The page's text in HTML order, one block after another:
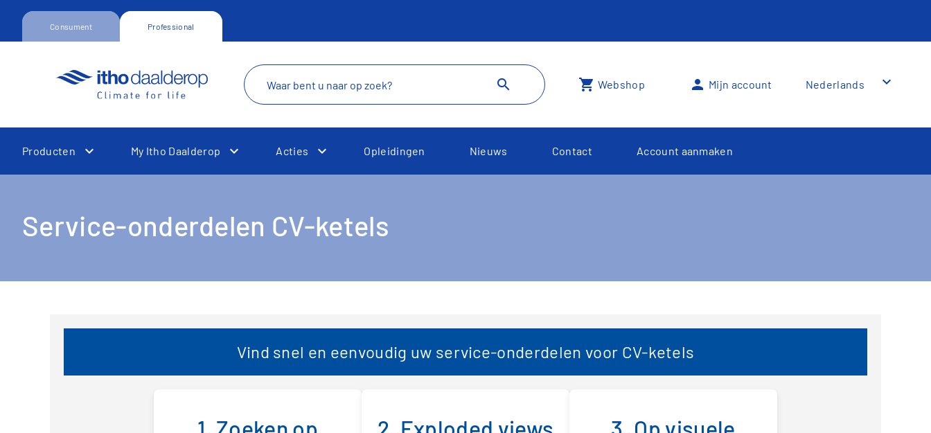
Consument Professional
search shopping_cart Webshop person Mijn account Nederlands keyboard_arrow_down
Producten
Toggle Dropdown
My Itho Daalderop
Acties
Opleidingen Nieuws Contact Account aanmaken
Service-onderdelen CV-ketels
Vind snel en eenvoudig uw service-onderdelen voor CV-ketels